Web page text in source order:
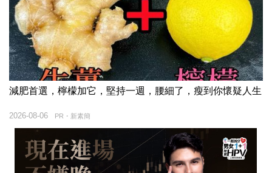
減肥首選，檸檬加它，堅持一週，腰細了，瘦到你懷疑人生
PR・新素簡
2026-08-06